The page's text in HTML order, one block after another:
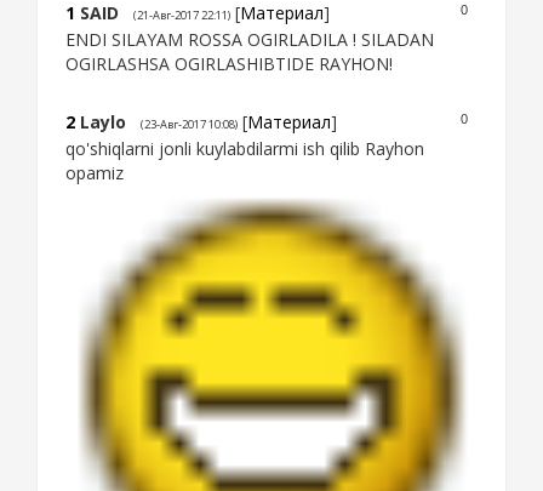
0
1 SAID (21-Авг-2017 22:11) [Материал]
ENDI SILAYAM ROSSA OGIRLADILA ! SILADAN
OGIRLASHSA OGIRLASHIBTIDE RAYHON!
0
2 Laylo (23-Авг-2017 10:08) [Материал]
qo'shiqlarni jonli kuylabdilarmi ish qilib Rayhon
opamiz